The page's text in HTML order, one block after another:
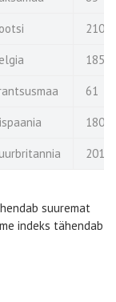
210
185
61
180
201
suuremat
indeks tähendab